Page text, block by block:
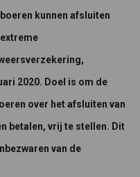
kunnen afsluiten
2020. Doel is om de
over het afsluiten van
betalen, vrij te stellen. Dit
van de